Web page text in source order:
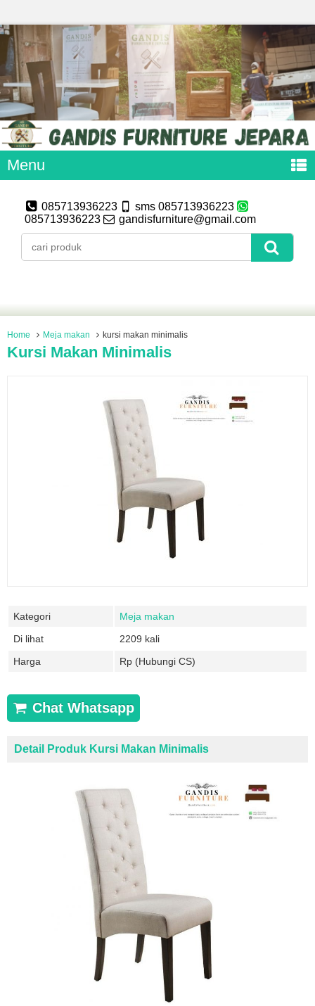
Menu
085713936223
sms 085713936223
085713936223
gandisfurniture@gmail.com
Home Meja makan kursi makan minimalis
Kursi Makan Minimalis
Kategori
Meja makan
Di lihat
2209 kali
Harga
Rp (Hubungi CS)
Chat Whatsapp
Detail Produk Kursi Makan Minimalis